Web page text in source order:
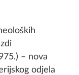
– nova
odjela